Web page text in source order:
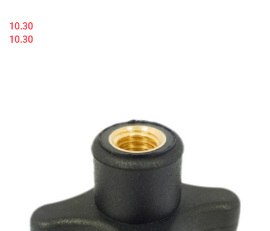
10.30
10.30